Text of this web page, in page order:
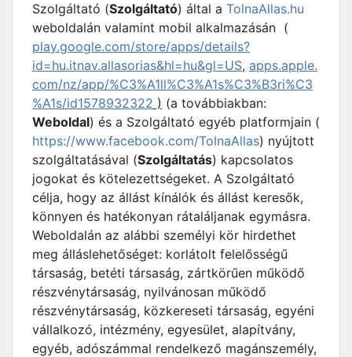
Szolgáltató (Szolgáltató) által a TolnaAllas.hu
weboldalán valamint mobil alkalmazásán (
play.google.com/store/apps/details?
id=hu.itnav.allasorias&hl=hu&gl=US, apps.apple.
com/nz/app/%C3%A1ll%C3%A1s%C3%B3ri%C3
%A1s/id1578932322 ) (a továbbiakban:
Weboldal) és a Szolgáltató egyéb platformjain (
https://www.facebook.com/TolnaAllas) nyújtott
szolgáltatásával (Szolgáltatás) kapcsolatos
jogokat és kötelezettségeket. A Szolgáltató
célja, hogy az állást kínálók és állást keresők,
könnyen és hatékonyan rátaláljanak egymásra.
Weboldalán az alábbi személyi kör hirdethet
meg álláslehetőséget: korlátolt felelősségű
társaság, betéti társaság, zártkörűen működő
részvénytársaság, nyilvánosan működő
részvénytársaság, közkereseti társaság, egyéni
vállalkozó, intézmény, egyesület, alapítvány,
egyéb, adószámmal rendelkező magánszemély,